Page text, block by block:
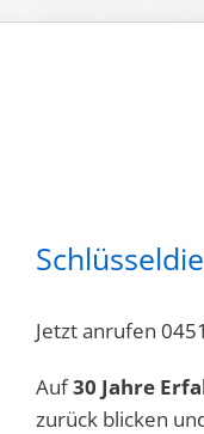
Jetzt anrufen
Auf30 Jahre
zurück blicken